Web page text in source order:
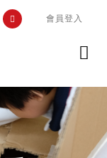
會員登入